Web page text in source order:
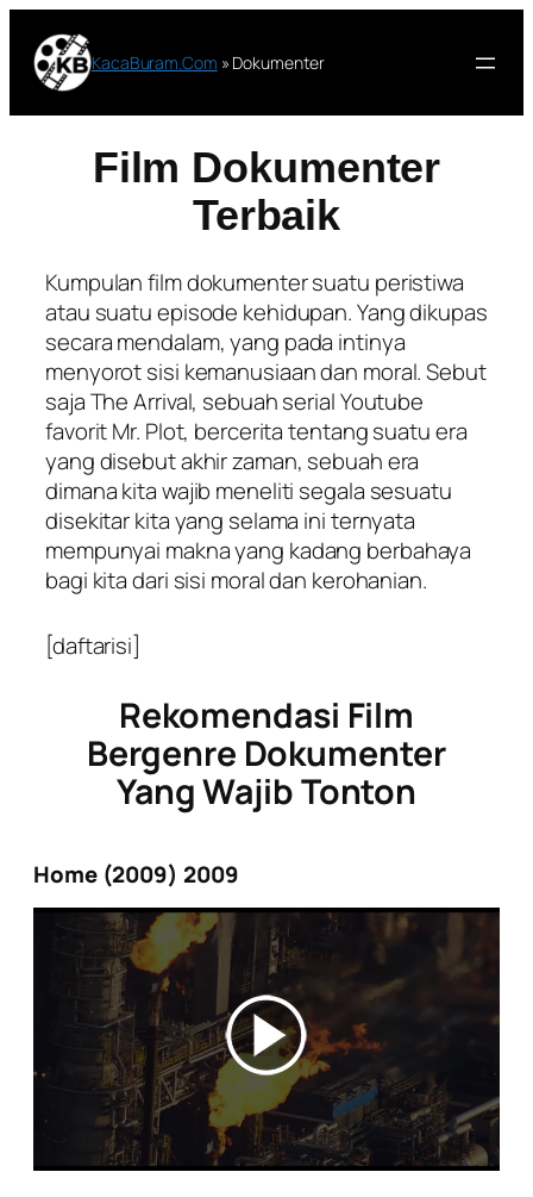
konten
KacaBuram.Com » Dokumenter
Film Dokumenter
Terbaik
Kumpulan film dokumenter suatu peristiwa
atau suatu episode kehidupan. Yang dikupas
secara mendalam, yang pada intinya
menyorot sisi kemanusiaan dan moral. Sebut
saja The Arrival, sebuah serial Youtube
favorit Mr. Plot, bercerita tentang suatu era
yang disebut akhir zaman, sebuah era
dimana kita wajib meneliti segala sesuatu
disekitar kita yang selama ini ternyata
mempunyai makna yang kadang berbahaya
bagi kita dari sisi moral dan kerohanian.
[daftarisi]
Rekomendasi Film
Bergenre Dokumenter
Yang Wajib Tonton
Home (2009) 2009